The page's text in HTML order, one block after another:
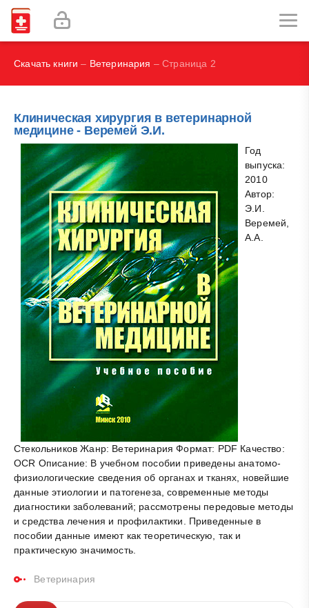
И.В., Брегель Л.В., Субботин В.М.
Фокин В. А.
Скачать книги – Ветеринария – Страница 2
Клиническая хирургия в ветеринарной
медицине - Веремей Э.И.
Год
выпуска:
2010
Автор:
Э.И.
Веремей,
А.А.
Стекольников Жанр: Ветеринария Формат: PDF Качество:
OCR Описание: В учебном пособии приведены анатомо-
физиологические сведения об органах и тканях, новейшие
данные этиологии и патогенеза, современные методы
диагностики заболеваний; рассмотрены передовые методы
и средства лечения и профилактики. Приведенные в
пособии данные имеют как теоретическую, так и
практическую значимость.
Ветеринария